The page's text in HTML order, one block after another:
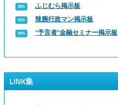
ふじむら掲示板
辣腕行政マン掲示板
“予言者”金融セミナー掲示板
LINK集